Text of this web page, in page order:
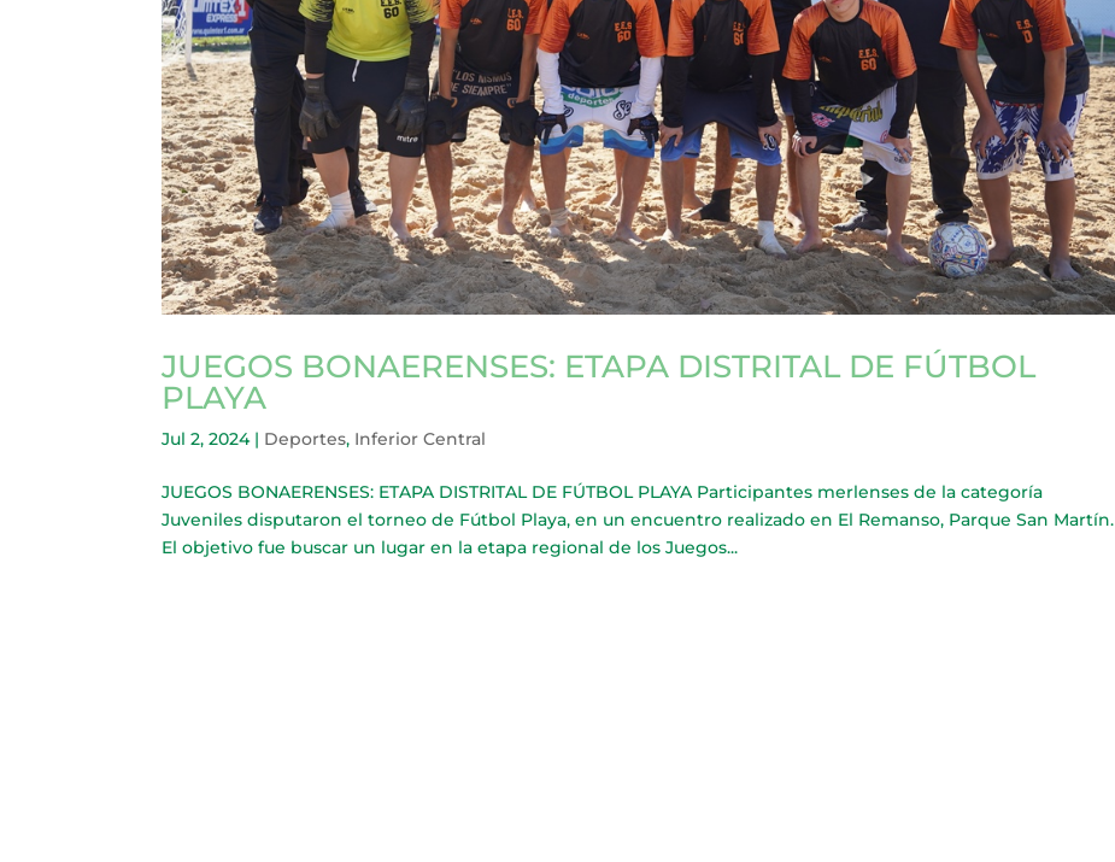
JUEGOS BONAERENSES: ETAPA DISTRITAL DE FÚTBOL
PLAYA
Jul 2, 2024| Deportes, Inferior Central
JUEGOS BONAERENSES: ETAPA DISTRITAL DE FÚTBOL PLAYA Participantes merlenses de la categoría
Juveniles disputaron el torneo de Fútbol Playa, en un encuentro realizado en El Remanso, Parque San Martín.
El objetivo fue buscar un lugar en la etapa regional de los Juegos...